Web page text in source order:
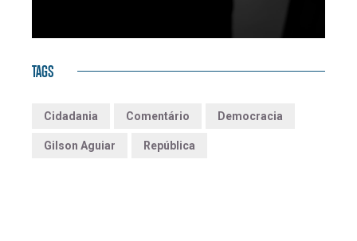
TAGS
Cidadania Comentário Democracia
Gilson Aguiar República